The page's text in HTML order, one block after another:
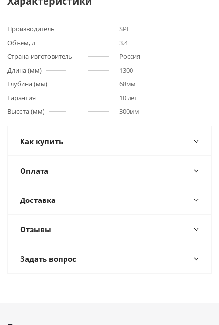
Производитель
SPL
Объём, л
3.4
Страна-изготовитель
Россия
Длина (мм)
1300
Глубина (мм)
68мм
Гарантия
10 лет
Высота (мм)
300мм
Как купить
Оплата
Доставка
Отзывы
Задать вопрос